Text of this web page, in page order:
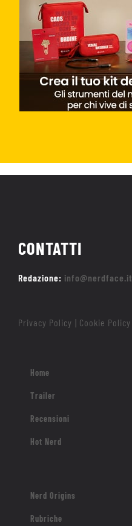
CONTATTI
Redazione: info@nerdface.it
Privacy Policy Cookie Policy
Home
Trailer
Recensioni
Hot Nerd
Nerd Origins
Rubriche